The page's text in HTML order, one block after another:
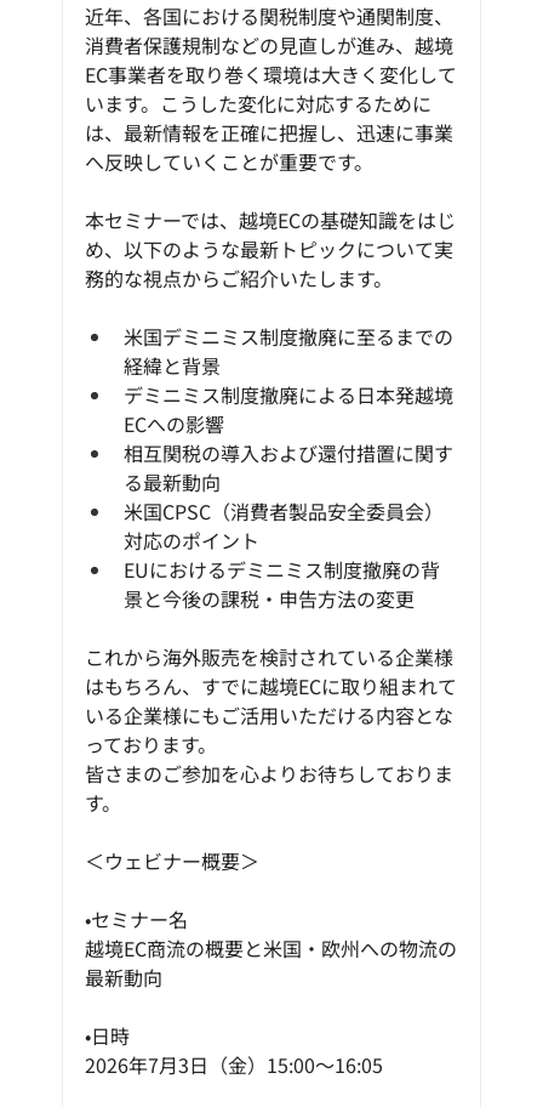
近年、各国における関税制度や通関制度、
消費者保護規制などの見直しが進み、越境
EC事業者を取り巻く環境は大きく変化して
います。こうした変化に対応するために
は、最新情報を正確に把握し、迅速に事業
へ反映していくことが重要です。
本セミナーでは、越境ECの基礎知識をはじ
め、以下のような最新トピックについて実
務的な視点からご紹介いたします。
米国デミニミス制度撤廃に至るまでの
経緯と背景
デミニミス制度撤廃による日本発越境
ECへの影響
相互関税の導入および還付措置に関す
る最新動向
米国CPSC（消費者製品安全委員会）
対応のポイント
EUにおけるデミニミス制度撤廃の背
景と今後の課税・申告方法の変更
これから海外販売を検討されている企業様
はもちろん、すでに越境ECに取り組まれて
いる企業様にもご活用いただける内容とな
っております。
皆さまのご参加を心よりお待ちしておりま
す。
＜ウェビナー概要＞
•セミナー名
越境EC商流の概要と米国・欧州への物流の
最新動向
•日時
2026年7月3日（金）15:00～16:05